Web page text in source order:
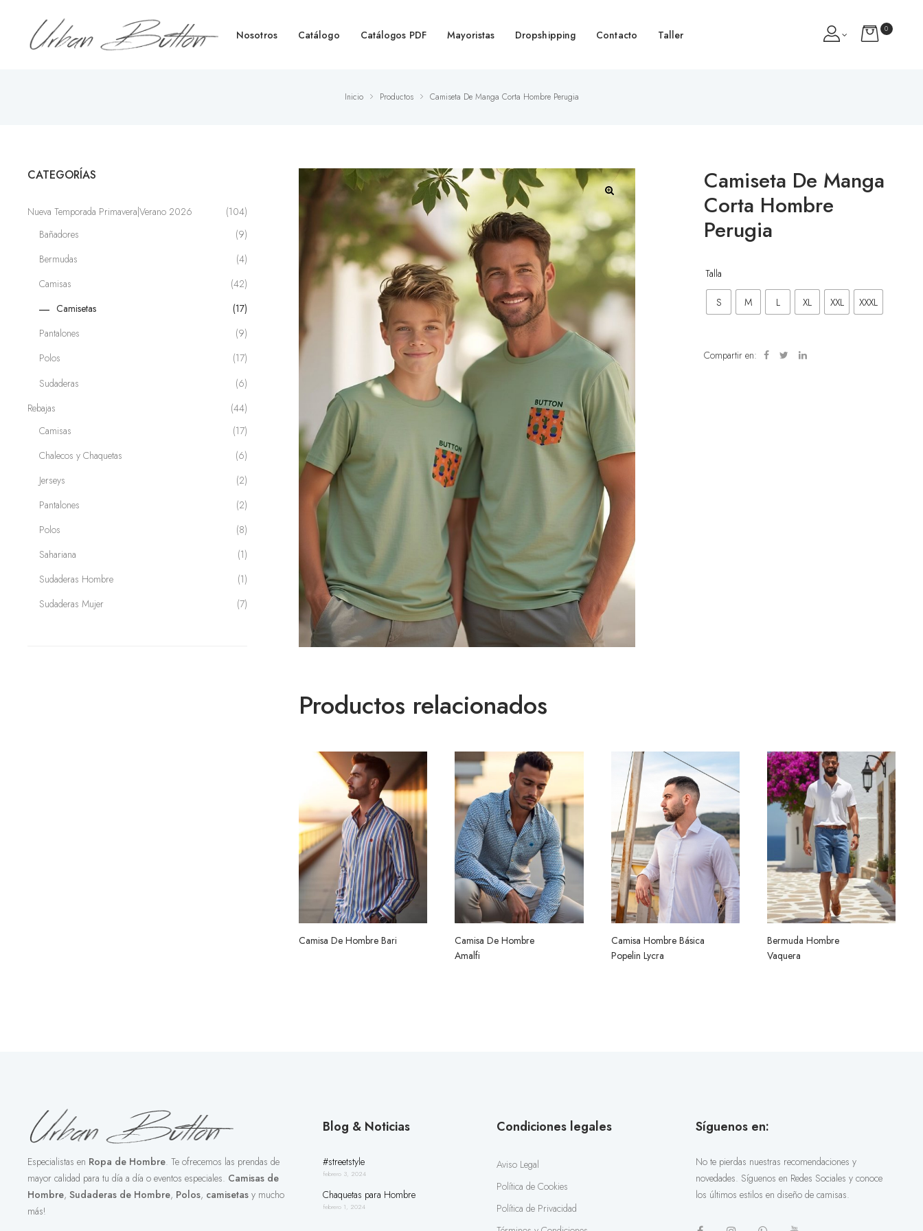
Nosotros Catálogo Catálogos PDF Mayoristas Dropshipping Contacto Taller 0
Inicio Productos Camiseta De Manga Corta Hombre Perugia
Camiseta De Manga
Corta Hombre
Perugia
Talla
S M L XL XXL XXXL
Compartir en:
Productos relacionados
Camisa De Hombre Bari
Camisa De Hombre
Amalfi
Camisa Hombre Básica
Popelin Lycra
Bermuda Hombre
Vaquera
CATEGORÍAS
Nueva Temporada Primavera|Verano 2026
(104)
Bañadores
(9)
Bermudas
(4)
Camisas
(42)
Camisetas
(17)
Pantalones
(9)
Polos
(17)
Sudaderas
(6)
Rebajas
(44)
Camisas
(17)
Chalecos y Chaquetas
(6)
Jerseys
(2)
Pantalones
(2)
Polos
(8)
Sahariana
(1)
Sudaderas Hombre
(1)
Sudaderas Mujer
(7)
Especialistas en Ropa de Hombre. Te ofrecemos las prendas de
mayor calidad para tu día a día o eventos especiales. Camisas de
Hombre, Sudaderas de Hombre, Polos, camisetas y mucho
más!
Blog & Noticias
#streetstyle
febrero 3, 2024
Chaquetas para Hombre
febrero 1, 2024
Condiciones legales
Aviso Legal
Política de Cookies
Política de Privacidad
Síguenos en:
No te pierdas nuestras recomendaciones y
novedades. Síguenos en Redes Sociales y conoce
los últimos estilos en diseño de camisas.